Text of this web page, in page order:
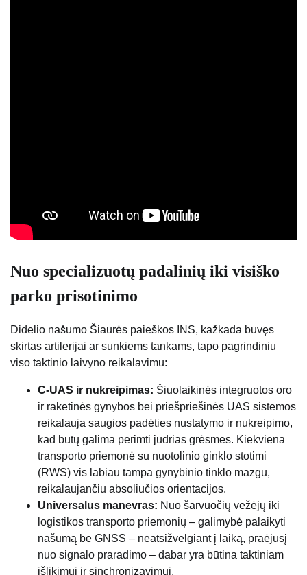
Nuo specializuotų padalinių iki visiško
parko prisotinimo
Didelio našumo Šiaurės paieškos INS, kažkada buvęs
skirtas artilerijai ar sunkiems tankams, tapo pagrindiniu
viso taktinio laivyno reikalavimu:
C-UAS ir nukreipimas: Šiuolaikinės integruotos oro
ir raketinės gynybos bei priešpriešinės UAS sistemos
reikalauja saugios padėties nustatymo ir nukreipimo,
kad būtų galima perimti judrias grėsmes. Kiekviena
transporto priemonė su nuotolinio ginklo stotimi
(RWS) vis labiau tampa gynybinio tinklo mazgu,
reikalaujančiu absoliučios orientacijos.
Universalus manevras: Nuo šarvuočių vežėjų iki
logistikos transporto priemonių – galimybė palaikyti
našumą be GNSS – neatsižvelgiant į laiką, praėjusį
nuo signalo praradimo – dabar yra būtina taktiniam
išlikimui ir sinchronizavimui.